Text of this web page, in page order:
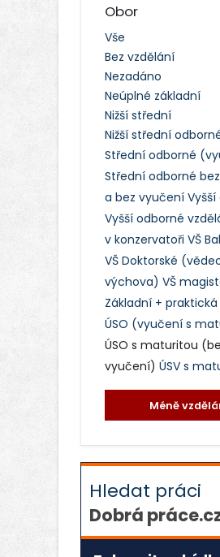
Obor
Vše
Bez vzdělání
Nezadáno
Neúplné základní
Nižší střední
Nižší střední
Střední odborné
Střední odborné
a bez vyučení
Vyšší odborné
v konzervatoři VŠ
VŠ Doktorské
výchova) VŠ
Základní + praktická
ÚSO (vyučení s
ÚSO s maturitou
vyučení) ÚSV s
Méně
Hledat práci
Dobrá